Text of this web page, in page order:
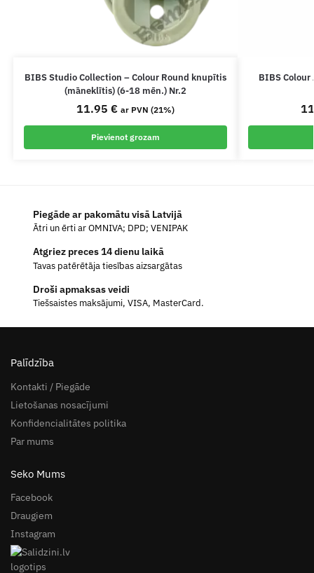
BIBS Studio Collection – Colour Round knupītis
(māneklītis) (6-18 mēn.) Nr.2
11.95 € ar PVN (21%)
Pievienot grozam
BIBS
Piegāde ar pakomātu visā Latvijā
Ātri un ērti ar OMNIVA; DPD; VENIPAK
Atgriez preces 14 dienu laikā
Tavas patērētāja tiesības aizsargātas
Droši apmaksas veidi
Tiešsaistes maksājumi, VISA, MasterCard.
Palīdzība
Kontakti / Piegāde
Lietošanas nosacījumi
Konfidencialitātes politika
Par mums
Seko Mums
Facebook
Draugiem
Instagram